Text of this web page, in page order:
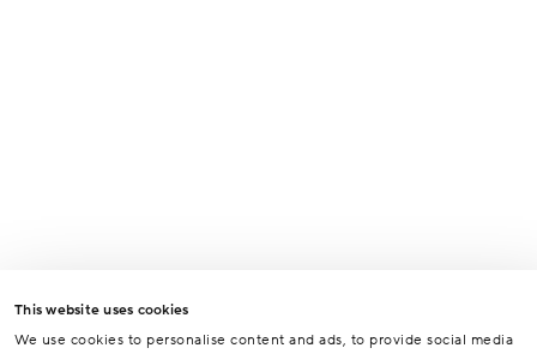
This website uses cookies
We use cookies to personalise content and ads, to provide social media